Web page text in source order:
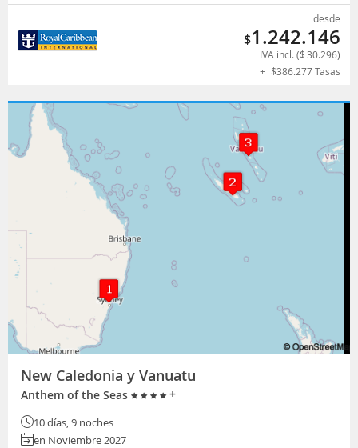
desde
$1.242.146
IVA incl. ($ 30.296)
+ $386.277Tasas
New Caledonia y Vanuatu
Anthem of the Seas +
10 días, 9 noches
en Noviembre 2027